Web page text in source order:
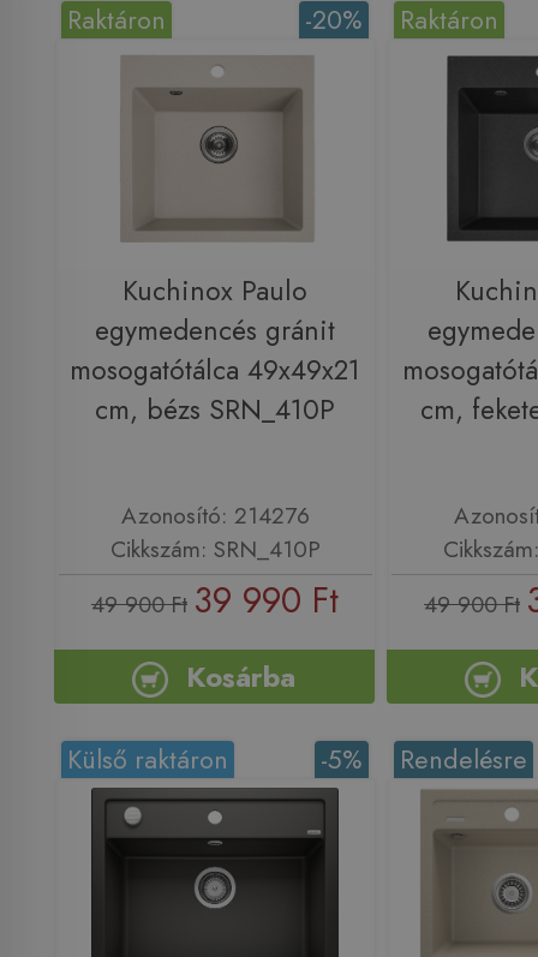
-20%
Raktáron
Kuchinox Paulo
egymedencés gránit
mosogatótálca 49x49x21
cm, bézs SRN_410P
Azonosító: 214276
Cikkszám: SRN_410P
49 900 Ft 39 990 Ft
Kosárba
Raktáron
cm,
49 900 Ft
-5%
Külső raktáron Rendelésre